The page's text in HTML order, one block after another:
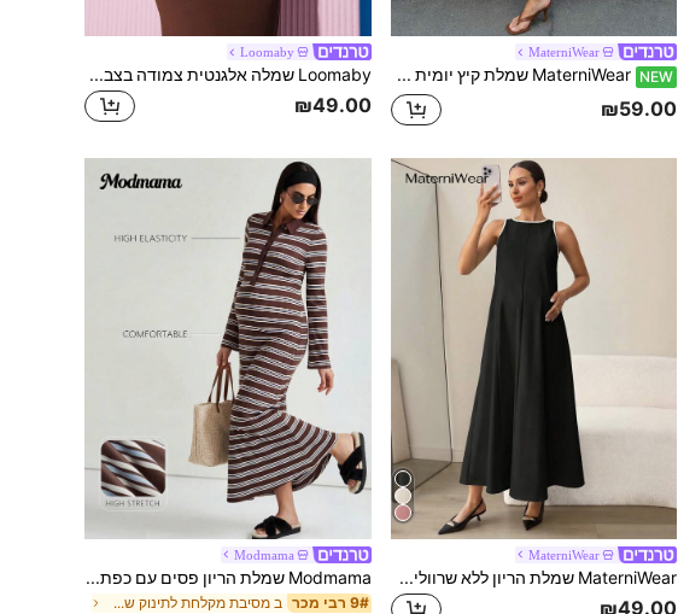
MaterniWear
NEW MaterniWear שמלת קיץ יומית קז'ואל מקריסות בצבע אחיד לנשים בהריון
₪59.00
Loomaby
Loomaby שמלה אלגנטית צמודה בצבע אחיד עם כתפיים פתוחות להריון
₪49.00
MaterniWear
MaterniWear שמלת הריון ללא שרוולים עם צווארון עגול וגזרה מנוגדת
₪49.00
Modmama
Modmama שמלת הריון פסים עם כפתורים וחצי פתח שרוול ארוך בסגנון יומיומי
9# רבי מכר ב מסיבת מקלחת לתינוק שמלות הריון